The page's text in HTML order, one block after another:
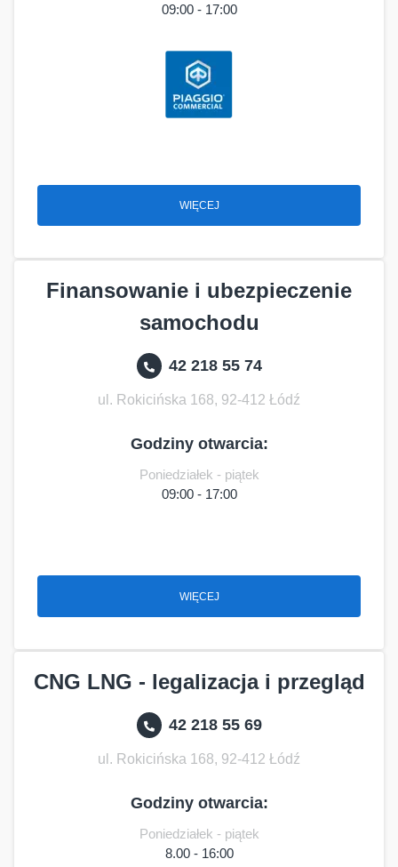
09:00 - 17:00
WIĘCEJ
Finansowanie i ubezpieczenie
samochodu
42 218 55 74
ul. Rokicińska 168, 92-412 Łódź
Godziny otwarcia:
Poniedziałek - piątek
09:00 - 17:00
WIĘCEJ
CNG LNG - legalizacja i przegląd
42 218 55 69
ul. Rokicińska 168, 92-412 Łódź
Godziny otwarcia:
Poniedziałek - piątek
8.00 - 16:00